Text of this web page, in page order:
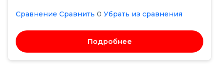
Сравнение Сравнить 0 Убрать из сравнения
Подробнее